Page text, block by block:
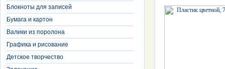
Блокноты для записей
Бумага и картон
Валики из поролона
Графика и рисование
Детское творчество